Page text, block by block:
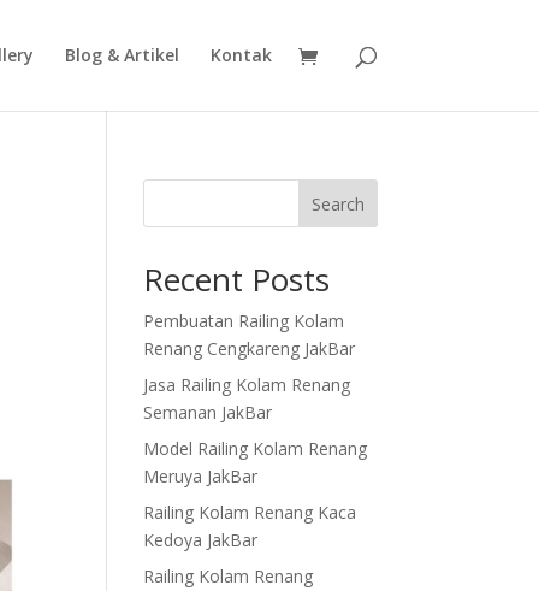
Blog & Artikel Kontak
Search
Recent Posts
Pembuatan Railing Kolam
Renang Cengkareng JakBar
Jasa Railing Kolam Renang
Semanan JakBar
Model Railing Kolam Renang
Meruya JakBar
Railing Kolam Renang Kaca
Kedoya JakBar
Railing Kolam Renang